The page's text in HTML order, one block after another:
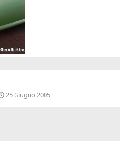
25 Giugno 2005